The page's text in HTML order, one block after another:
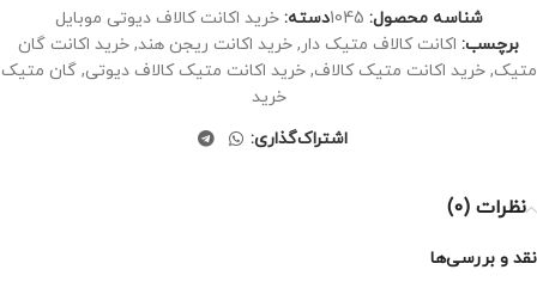
شناسه محصول: 1045دسته: خرید اکانت کالاف دیوتی موبایل
برچسب: اکانت کالاف متیک دار , خرید اکانت ریجن هند, خرید اکانت گان
متیک, خرید اکانت متیک کالاف, خرید اکانت متیک کالاف دیوتی, گان متیک
خرید
اشتراک‌گذاری:
نظرات (0)
نقد و بررسی‌ها